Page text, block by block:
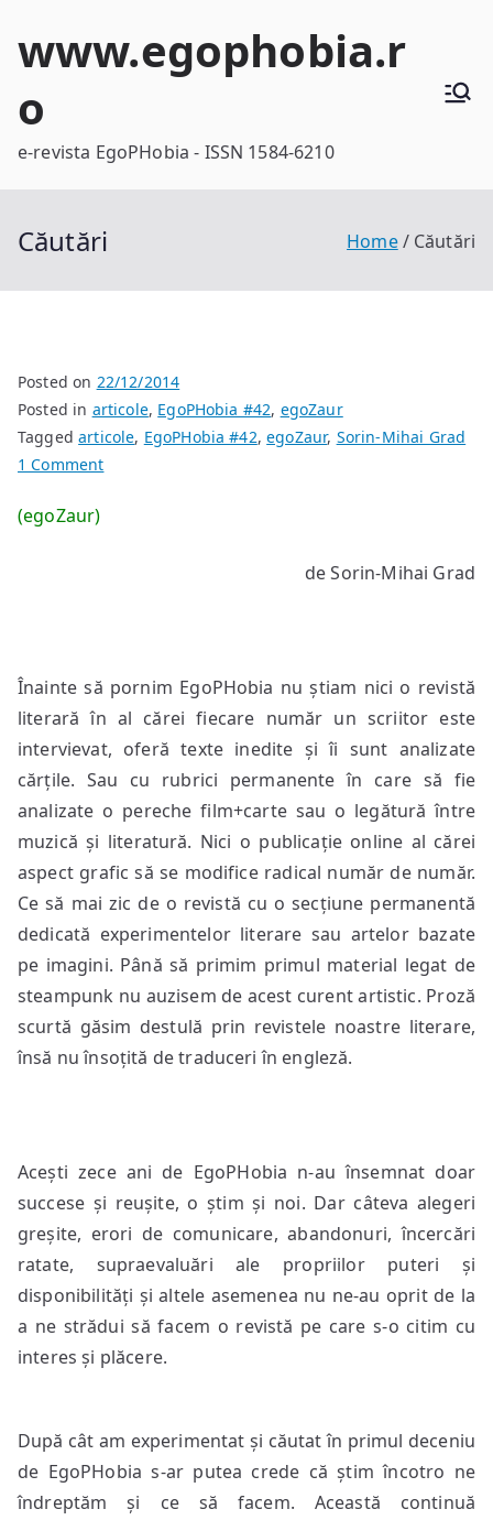
www.egophobia.r
o
e-revista EgoPHobia - ISSN 1584-6210
Căutări Home Căutări
Posted on 22/12/2014
Posted in articole, EgoPHobia #42, egoZaur
Taggedarticole, EgoPHobia #42,egoZaur, Sorin-Mihai Grad
1 Commenton
(egoZaur)
de Sorin-Mihai Grad
Înainte să pornim EgoPHobia nu știam nici o revistă
literară în al cărei fiecare număr un scriitor este
intervievat, oferă texte inedite și îi sunt analizate
cărțile. Sau cu rubrici permanente în care să fie
analizate o pereche film+carte sau o legătură între
muzică și literatură. Nici o publicație online al cărei
aspect grafic să se modifice radical număr de număr.
Ce să mai zic de o revistă cu o secțiune permanentă
dedicată experimentelor literare sau artelor bazate
pe imagini. Până să primim primul material legat de
steampunk nu auzisem de acest curent artistic. Proză
scurtă găsim destulă prin revistele noastre literare,
însă nu însoțită de traduceri în engleză.
Acești zece ani de EgoPHobia n-au însemnat doar
succese și reușite, o știm și noi. Dar câteva alegeri
greșite, erori de comunicare, abandonuri, încercări
ratate, supraevaluări ale propriilor puteri și
disponibilități și altele asemenea nu ne-au oprit de la
a ne strădui să facem o revistă pe care s-o citim cu
interes și plăcere.
După cât am experimentat și căutat în primul deceniu
de EgoPHobia s-ar putea crede că știm încotro ne
îndreptăm și ce să facem. Această continuă